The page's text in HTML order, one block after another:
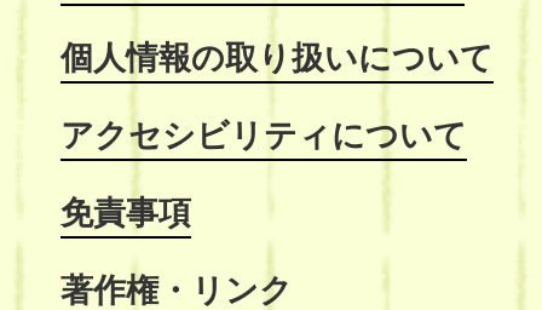
個人情報の取り扱いについて
アクセシビリティについて
免責事項
著作権・リンク